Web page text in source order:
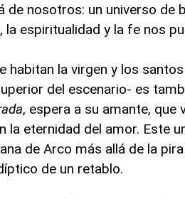
de nosotros: un universo de
espiritualidad y la fe nos
habitan la virgen y los
del escenario- es
, espera a su amante, que
la eternidad del amor. Este
de Arco más allá de la
de un retablo.